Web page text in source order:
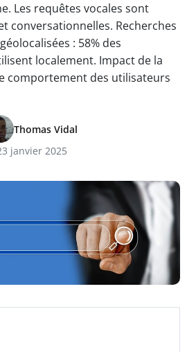
Les requêtes vocales sont
conversationnelles. Recherches
: 58% des
localement. Impact de la
comportement des utilisateurs
Thomas Vidal
janvier 2025